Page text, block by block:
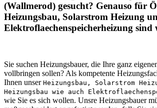
(Wallmerod) gesucht? Genauso für
Heizungsbau, Solarstrom Heizung
Elektroflaechenspeicherheizung
Sie suchen Heizungsbauer, die Ihre ganz
vollbringen sollen? Als kompetente
Ihnen unser Heizungsbau, Solarstrom
Heizungsbau wie auch
wie Sie es sich wollen. Unsre Heizungsbauer